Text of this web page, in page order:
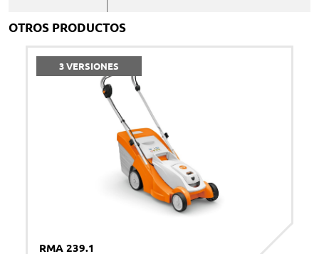
OTROS PRODUCTOS
3 VERSIONES
RMA 239.1